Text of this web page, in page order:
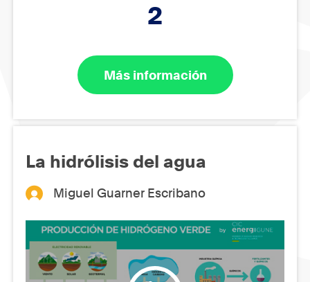
2
Más información
La hidrólisis del agua
Miguel Guarner Escribano